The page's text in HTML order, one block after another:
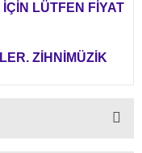
LÜTFEN FİYAT
ZİHNİMÜZİK